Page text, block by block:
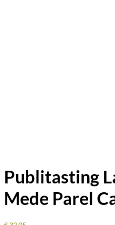
Publitasting
Mede Parel